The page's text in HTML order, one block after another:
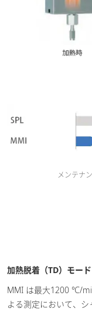
メンテナ
加熱脱着（TD）モー
MMI は最大1200 ℃/
よる測定において、シ